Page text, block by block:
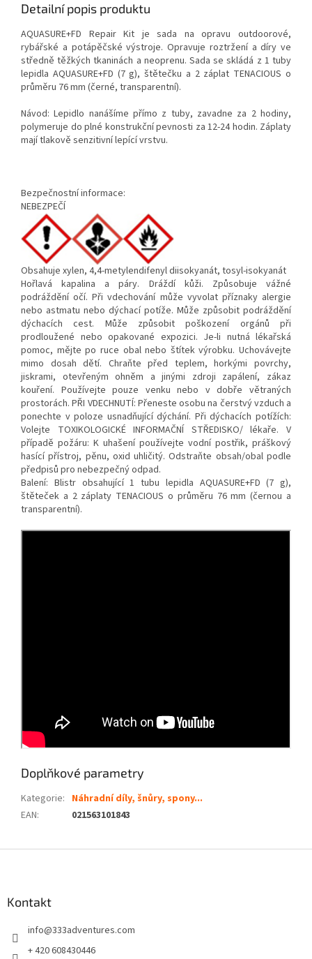
Detailní popis produktu
AQUASURE+FD Repair Kit je sada na opravu outdoorové,
rybářské a potápěčské výstroje. Opravuje roztržení a díry ve
středně těžkých tkaninách a neoprenu. Sada se skládá z 1 tuby
lepidla AQUASURE+FD (7 g), štětečku a 2 záplat TENACIOUS o
průměru 76 mm (černé, transparentní).
Návod: Lepidlo nanášíme přímo z tuby, zavadne za 2 hodiny,
polymeruje do plné konstrukční pevnosti za 12-24 hodin. Záplaty
mají tlakově senzitivní lepící vrstvu.
Bezpečnostní informace:
NEBEZPEČÍ
Obsahuje xylen, 4,4-metylendifenyl diisokyanát, tosyl-isokyanát
Hořlavá kapalina a páry. Dráždí kůži. Způsobuje vážné
podráždění očí. Při vdechování může vyvolat příznaky alergie
nebo astmatu nebo dýchací potíže. Může způsobit podráždění
dýchacích cest. Může způsobit poškození orgánů při
prodloužené nebo opakované expozici. Je-li nutná lékařská
pomoc, mějte po ruce obal nebo štítek výrobku. Uchovávejte
mimo dosah dětí. Chraňte před teplem, horkými povrchy,
jiskrami, otevřeným ohněm a jinými zdroji zapálení, zákaz
kouření. Používejte pouze venku nebo v dobře větraných
prostorách. PŘI VDECHNUTÍ: Přeneste osobu na čerstvý vzduch a
ponechte v poloze usnadňující dýchání. Při dýchacích potížích:
Volejte TOXIKOLOGICKÉ INFORMAČNÍ STŘEDISKO/ lékaře. V
případě požáru: K uhašení používejte vodní postřik, práškový
hasící přístroj, pěnu, oxid uhličitý. Odstraňte obsah/obal podle
předpisů pro nebezpečný odpad.
Balení: Blistr obsahující 1 tubu lepidla AQUASURE+FD (7 g),
štěteček a 2 záplaty TENACIOUS o průměru 76 mm (černou a
transparentní).
Doplňkové parametry
Kategorie: Náhradní díly, šnůry, spony...
EAN: 021563101843
Kontakt
info@333adventures.com
+ 420 608430446